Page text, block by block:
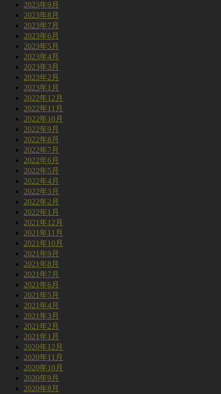
2023年9月
2023年8月
2023年7月
2023年6月
2023年5月
2023年4月
2023年3月
2023年2月
2023年1月
2022年12月
2022年11月
2022年10月
2022年9月
2022年8月
2022年7月
2022年6月
2022年5月
2022年4月
2022年3月
2022年2月
2022年1月
2021年12月
2021年11月
2021年10月
2021年9月
2021年8月
2021年7月
2021年6月
2021年5月
2021年4月
2021年3月
2021年2月
2021年1月
2020年12月
2020年11月
2020年10月
2020年9月
2020年8月